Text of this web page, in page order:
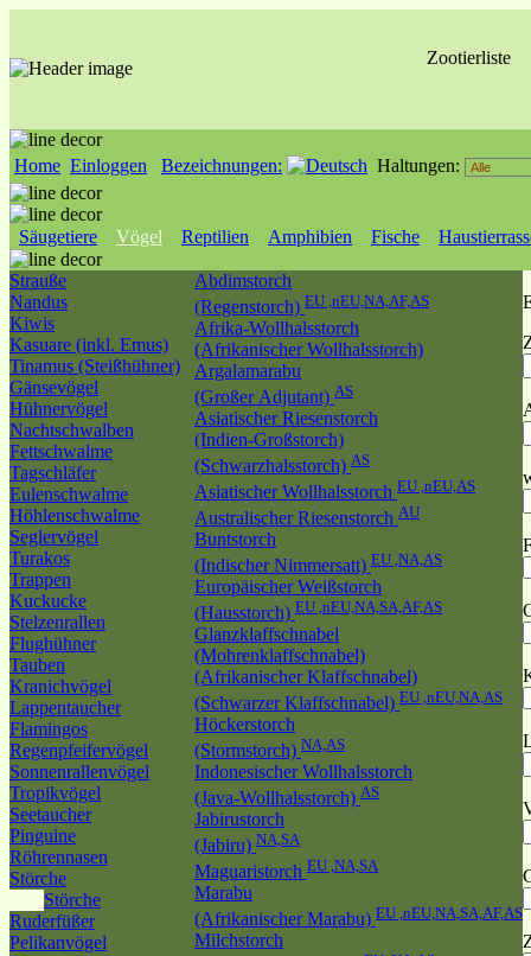
Zootierliste
Home Einloggen Bezeichnungen: Haltungen:
Säugetiere Vögel Reptilien Amphibien Fische
Strauße
Nandus
Kiwis
Kasuare (inkl. Emus)
Tinamus (Steißhühner)
Gänsevögel
Hühnervögel
Nachtschwalben
Fettschwalme
Tagschläfer
Eulenschwalme
Höhlenschwalme
Seglervögel
Turakos
Trappen
Kuckucke
Stelzenrallen
Flughühner
Tauben
Kranichvögel
Lappentaucher
Flamingos
Regenpfeifervögel
Sonnenrallenvögel
Tropikvögel
Seetaucher
Pinguine
Röhrennasen
Störche
Störche
Ruderfüßer
Pelikanvögel
Abdimstorch
(Regenstorch) EU ,nEU,NA,AF,AS
Afrika-Wollhalsstorch
(Afrikanischer Wollhalsstorch)
Argalamarabu
(Großer Adjutant) AS
Asiatischer Riesenstorch
(Indien-Großstorch)
(Schwarzhalsstorch) AS
Asiatischer Wollhalsstorch EU ,nEU,AS
Australischer Riesenstorch AU
Buntstorch
(Indischer Nimmersatt) EU ,NA,AS
Europäischer Weißstorch
(Hausstorch) EU ,nEU,NA,SA,AF,AS
Glanzklaffschnabel
(Mohrenklaffschnabel)
(Afrikanischer Klaffschnabel)
(Schwarzer Klaffschnabel) EU ,nEU,NA,AS
Höckerstorch
(Stormstorch) NA,AS
Indonesischer Wollhalsstorch
(Java-Wollhalsstorch) AS
Jabirustorch
(Jabiru) NA,SA
Maguaristorch EU ,NA,SA
Marabu
(Afrikanischer Marabu) EU ,nEU,NA,SA,AF,AS
Milchstorch